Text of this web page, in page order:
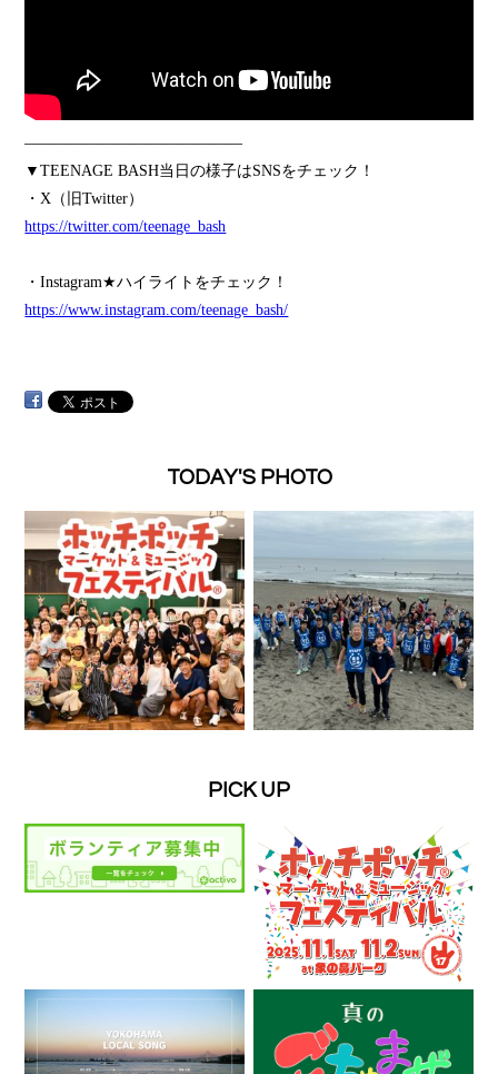
——————————————
▼TEENAGE BASH当日の様子はSNSをチェック！
・X（旧Twitter）
https://twitter.com/teenage_bash
・Instagram★ハイライトをチェック！
https://www.instagram.com/teenage_bash/
TODAY'S PHOTO
PICK UP